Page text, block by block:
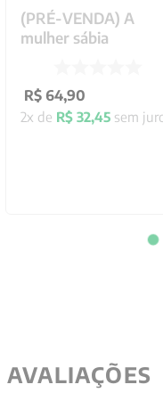
(PRÉ-VENDA) A
mulher sábia
R$ 64,90
2x de R$ 32,45 sem
AVALIAÇÕES